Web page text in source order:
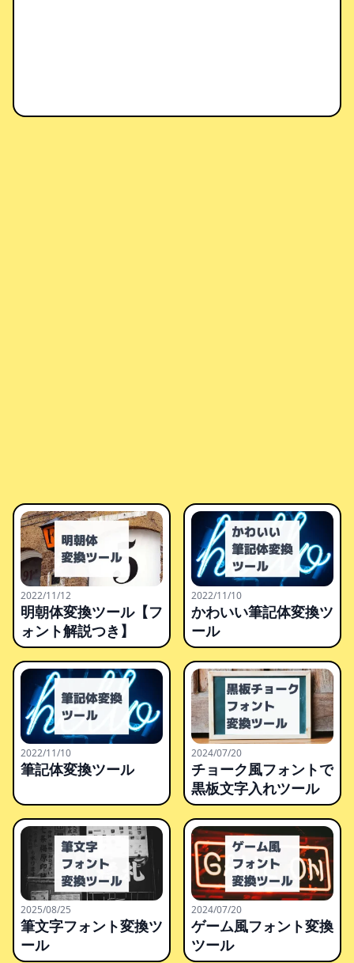
2022/11/12
明朝体変換ツール【フ
ォント解説つき】
2022/11/10
かわいい筆記体変換ツ
ール
2022/11/10
筆記体変換ツール
2024/07/20
チョーク風フォントで
黒板文字入れツール
2025/08/25
筆文字フォント変換ツ
ール
2024/07/20
ゲーム風フォント変換
ツール